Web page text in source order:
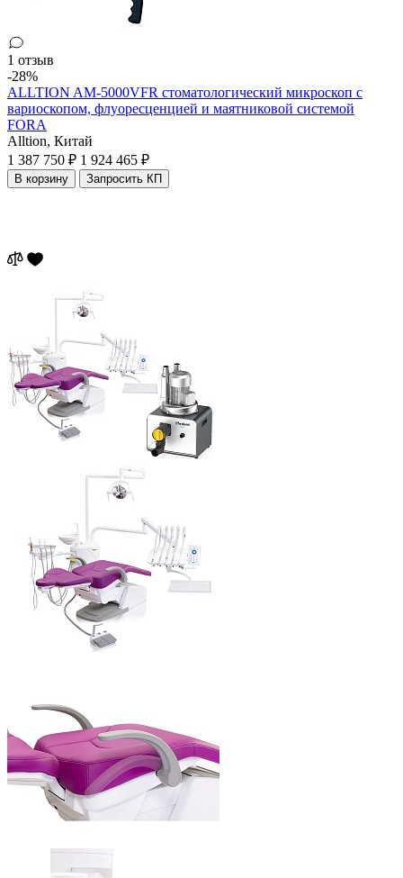
1 отзыв
-28%
ALLTION AM-5000VFR стоматологический микроскоп с
вариоскопом, флуоресценцией и маятниковой системой
FORA
Alltion, Китай
1 387 750 ₽ 1 924 465 ₽
В корзину Запросить КП